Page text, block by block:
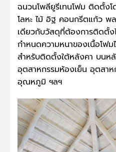
ฉนวนโพลียูรีเทนโฟม ติดตั้ง
โลหะ ไม้ อิฐ คอนกรีตแก้ว พ
เดียวกับวัสดุที่ต้องการติดตั้ง
กำหนดความหนาของเนื้อโฟม
สำหรับติดตั้งใต้หลังคา บนห
อุตสาหกรรมห้องเย็น อุตสา
อุณหภูมิ ฯลฯ